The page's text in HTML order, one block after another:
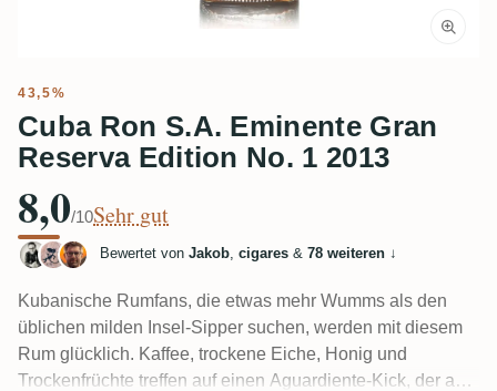
43,5%
Cuba Ron S.A. Eminente Gran
Reserva Edition No. 1 2013
8,0/10Sehr gut
Bewertet von Jakob, cigares & 78 weiteren ↓
Kubanische Rumfans, die etwas mehr Wumms als den
üblichen milden Insel-Sipper suchen, werden mit diesem
Rum glücklich. Kaffee, trockene Eiche, Honig und
Trockenfrüchte treffen auf einen Aguardiente-Kick, der auf